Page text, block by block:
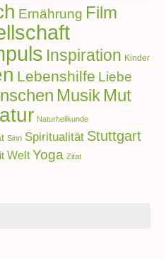
Ernährung Film
Inspiration Kinder
Lebenshilfe Liebe
Musik Mut
Naturheilkunde
Sinn Spiritualität Stuttgart
Welt Yoga Zitat